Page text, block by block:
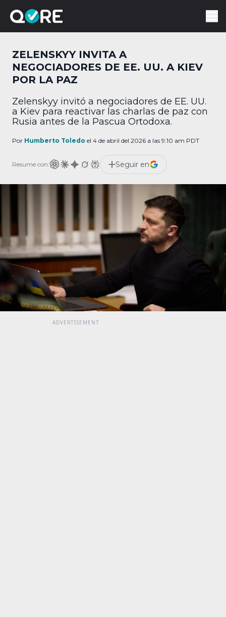
ZELENSKYY INVITA A
NEGOCIADORES DE EE. UU. A KIEV
POR LA PAZ
Zelenskyy invitó a negociadores de EE. UU.
a Kiev para reactivar las charlas de paz con
Rusia antes de la Pascua Ortodoxa.
Por Humberto Toledo el 4 de abril del 2026 a las 9:10 am PDT
Resume con: Seguir en